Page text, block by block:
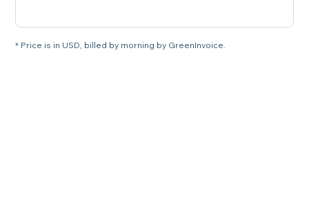
* Price is in USD, billed by morning by GreenInvoice.